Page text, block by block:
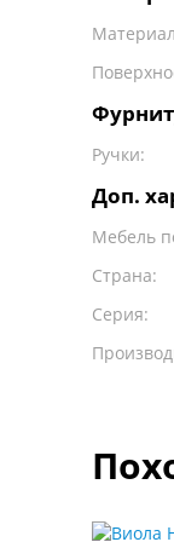
Ручки:
Доп.
Мебель
Страна:
Серия: